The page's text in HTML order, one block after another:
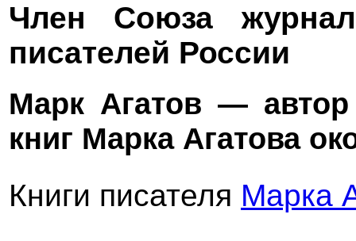
Член Союза
писателей России
Марк Агатов —
книг Марка Агатова
Книги писателя Марка